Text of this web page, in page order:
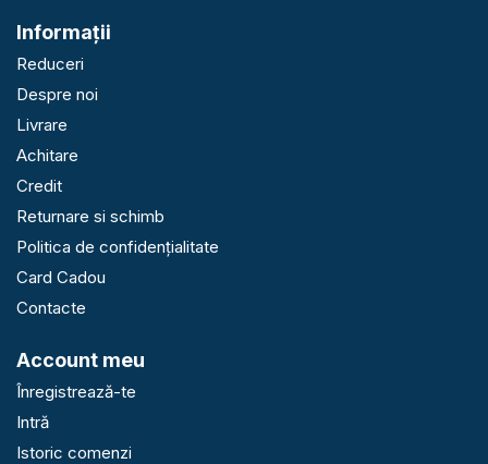
Informaţii
Reduceri
Despre noi
Livrare
Achitare
Credit
Returnare si schimb
Politica de confidențialitate
Card Cadou
Contacte
Account meu
Înregistrează-te
Intră
Istoric comenzi